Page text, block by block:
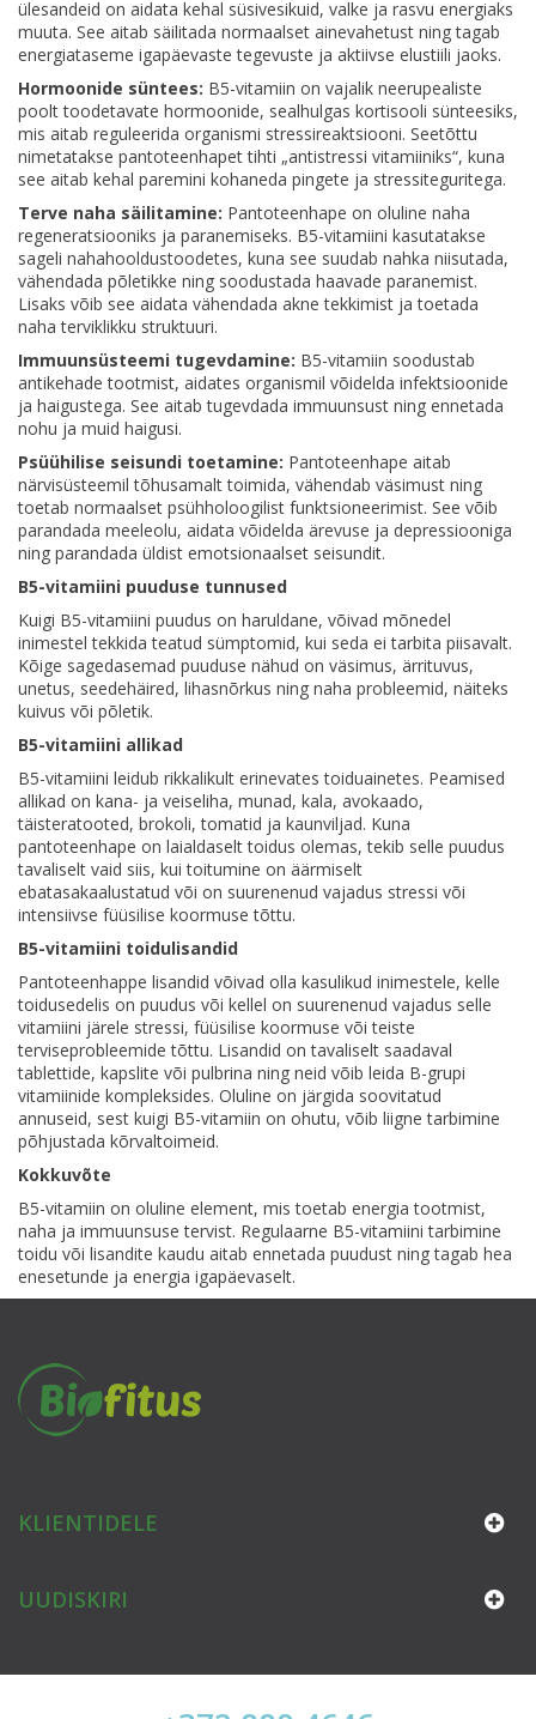
ülesandeid on aidata kehal süsivesikuid, valke ja rasvu energiaks
muuta. See aitab säilitada normaalset ainevahetust ning tagab
energiataseme igapäevaste tegevuste ja aktiivse elustiili jaoks.
Hormoonide süntees: B5-vitamiin on vajalik neerupealiste
poolt toodetavate hormoonide, sealhulgas kortisooli sünteesiks,
mis aitab reguleerida organismi stressireaktsiooni. Seetõttu
nimetatakse pantoteenhapet tihti „antistressi vitamiiniks“, kuna
see aitab kehal paremini kohaneda pingete ja stressiteguritega.
Terve naha säilitamine: Pantoteenhape on oluline naha
regeneratsiooniks ja paranemiseks. B5-vitamiini kasutatakse
sageli nahahooldustoodetes, kuna see suudab nahka niisutada,
vähendada põletikke ning soodustada haavade paranemist.
Lisaks võib see aidata vähendada akne tekkimist ja toetada
naha terviklikku struktuuri.
Immuunsüsteemi tugevdamine: B5-vitamiin soodustab
antikehade tootmist, aidates organismil võidelda infektsioonide
ja haigustega. See aitab tugevdada immuunsust ning ennetada
nohu ja muid haigusi.
Psüühilise seisundi toetamine: Pantoteenhape aitab
närvisüsteemil tõhusamalt toimida, vähendab väsimust ning
toetab normaalset psühholoogilist funktsioneerimist. See võib
parandada meeleolu, aidata võidelda ärevuse ja depressiooniga
ning parandada üldist emotsionaalset seisundit.
B5-vitamiini puuduse tunnused
Kuigi B5-vitamiini puudus on haruldane, võivad mõnedel
inimestel tekkida teatud sümptomid, kui seda ei tarbita piisavalt.
Kõige sagedasemad puuduse nähud on väsimus, ärrituvus,
unetus, seedehäired, lihasnõrkus ning naha probleemid, näiteks
kuivus või põletik.
B5-vitamiini allikad
B5-vitamiini leidub rikkalikult erinevates toiduainetes. Peamised
allikad on kana- ja veiseliha, munad, kala, avokaado,
täisteratooted, brokoli, tomatid ja kaunviljad. Kuna
pantoteenhape on laialdaselt toidus olemas, tekib selle puudus
tavaliselt vaid siis, kui toitumine on äärmiselt
ebatasakaalustatud või on suurenenud vajadus stressi või
intensiivse füüsilise koormuse tõttu.
B5-vitamiini toidulisandid
Pantoteenhappe lisandid võivad olla kasulikud inimestele, kelle
toidusedelis on puudus või kellel on suurenenud vajadus selle
vitamiini järele stressi, füüsilise koormuse või teiste
terviseprobleemide tõttu. Lisandid on tavaliselt saadaval
tablettide, kapslite või pulbrina ning neid võib leida B-grupi
vitamiinide kompleksides. Oluline on järgida soovitatud
annuseid, sest kuigi B5-vitamiin on ohutu, võib liigne tarbimine
põhjustada kõrvaltoimeid.
Kokkuvõte
B5-vitamiin on oluline element, mis toetab energia tootmist,
naha ja immuunsuse tervist. Regulaarne B5-vitamiini tarbimine
toidu või lisandite kaudu aitab ennetada puudust ning tagab hea
enesetunde ja energia igapäevaselt.
KLIENTIDELE
UUDISKIRI